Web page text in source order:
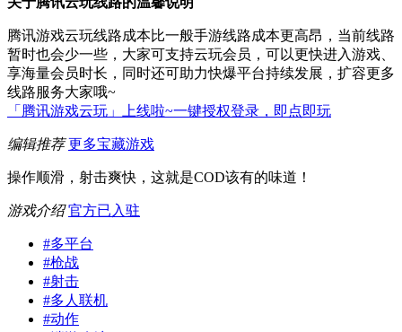
腾讯游戏云玩线路成本比一般手游线路成本更高昂，当前线路
暂时也会少一些，大家可支持云玩会员，可以更快进入游戏、
享海量会员时长，同时还可助力快爆平台持续发展，扩容更多
线路服务大家哦~
「腾讯游戏云玩」上线啦~一键授权登录，即点即玩
编辑推荐 更多宝藏游戏
操作顺滑，射击爽快，这就是COD该有的味道！
游戏介绍 官方已入驻
#多平台
#枪战
#射击
#多人联机
#动作